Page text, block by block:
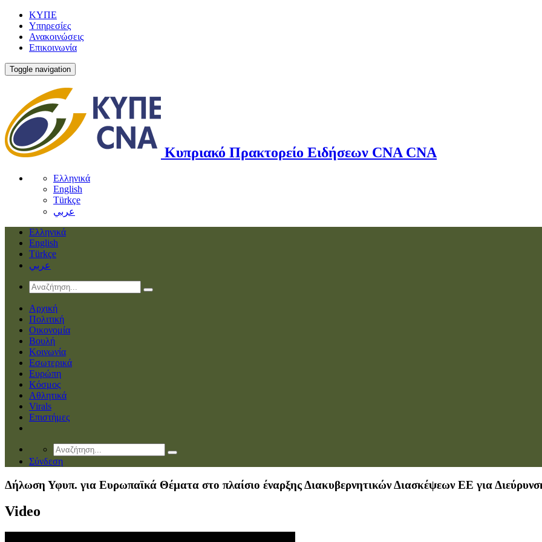
ΚΥΠΕ
Υπηρεσίες
Ανακοινώσεις
Επικοινωνία
Toggle navigation
Κυπριακό Πρακτορείο Ειδήσεων CNA CNA
Ελληνικά
English
Türkçe
عربي
Ελληνικά
English
Türkçe
عربي
Αρχική
Πολιτική
Οικονομία
Βουλή
Κοινωνία
Εσωτερικά
Ευρώπη
Κόσμος
Αθλητικά
Virals
Επιστήμες
Σύνδεση
Δήλωση Υφυπ. για Ευρωπαϊκά Θέματα στο πλαίσιο έναρξης Διακυβερνητικών Διασκέψεων ΕΕ για
Video